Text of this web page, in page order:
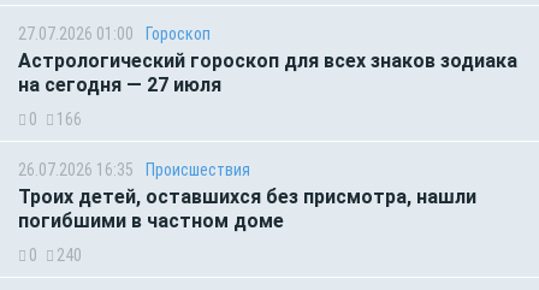
27.07.2026 01:00 Гороскоп
Астрологический гороскоп для всех знаков зодиака
на сегодня — 27 июля
0 166
26.07.2026 16:35 Происшествия
Троих детей, оставшихся без присмотра, нашли
погибшими в частном доме
0 240